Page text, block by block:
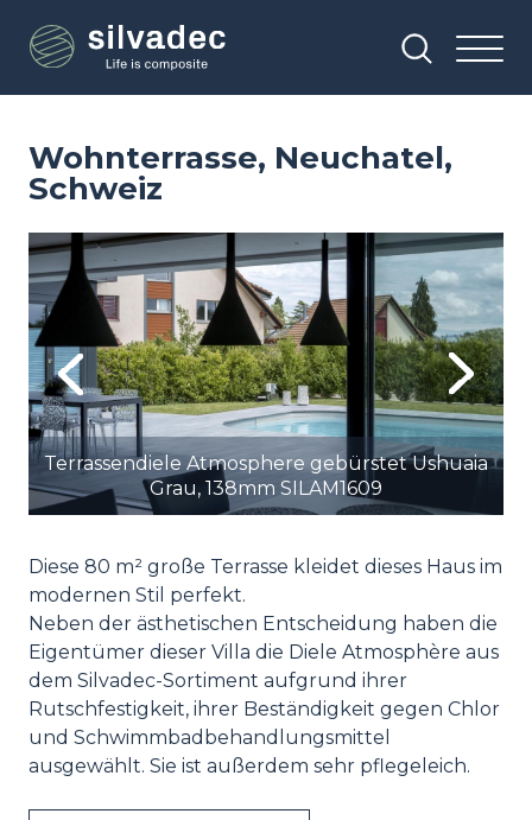
zum
Inhalt
Wohnterrasse, Neuchatel,
Schweiz
Previous
Image
Terrassendiele Atmosphere gebürstet Ushuaia
Grau, 138mm SILAM1609
Next
Diese 80 m² große Terrasse kleidet dieses Haus im
modernen Stil perfekt.
Neben der ästhetischen Entscheidung haben die
Eigentümer dieser Villa die Diele Atmosphère aus
dem Silvadec-Sortiment aufgrund ihrer
Rutschfestigkeit, ihrer Beständigkeit gegen Chlor
und Schwimmbadbehandlungsmittel
ausgewählt. Sie ist außerdem sehr pflegeleich.